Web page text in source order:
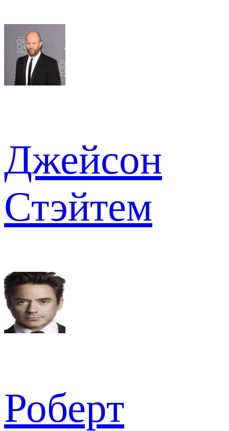
Джейсон
Стэйтем
Роберт